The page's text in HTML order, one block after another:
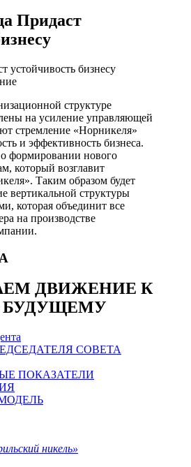
Придаст
структуре
на усиление управляющей
стремление «Норникеля»
и эффективность бизнеса.
формировании нового
который возглавит
Таким образом будет
вертикальной структуры
которая объединит все
на производстве
ДВИЖЕНИЕ К
БУДУЩЕМУ
СОВЕТА
ПОКАЗАТЕЛИ
никель»